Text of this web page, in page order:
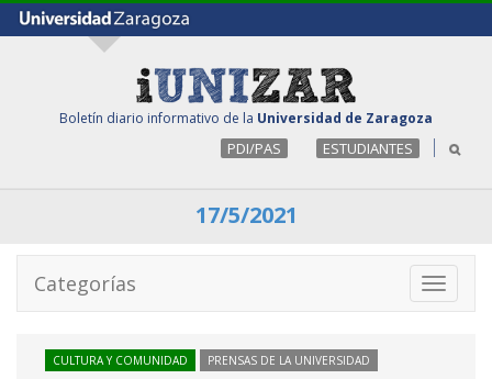
Boletín diario informativo de la Universidad de Zaragoza
PDI/PAS ESTUDIANTES
17/5/2021
Toggle
Categorías
CULTURA Y COMUNIDAD PRENSAS DE LA UNIVERSIDAD